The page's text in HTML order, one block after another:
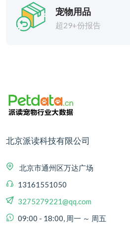
宠物用品
超29+份报告
北京派读科技有限公司
北京市通州区万达广场
13161551050
3275279221@qq.com
09:00 - 18:00, 周一 ～ 周五